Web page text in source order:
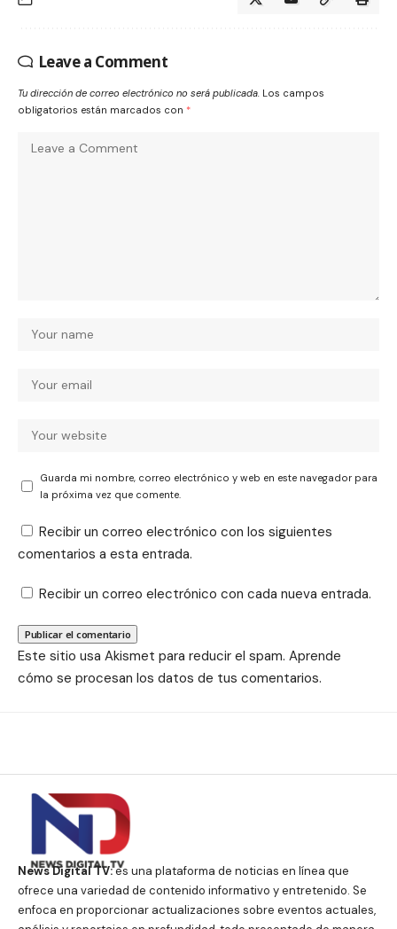
Leave a Comment
Tu dirección de correo electrónico no será publicada. Los campos
obligatorios están marcados con *
Guarda mi nombre, correo electrónico y web en este navegador para
la próxima vez que comente.
Recibir un correo electrónico con los siguientes
comentarios a esta entrada.
Recibir un correo electrónico con cada nueva entrada.
Este sitio usa Akismet para reducir el spam. Aprende
cómo se procesan los datos de tus comentarios.
News Digital TV:es una plataforma de noticias en línea que
ofrece una variedad de contenido informativo y entretenido. Se
enfoca en proporcionar actualizaciones sobre eventos actuales,